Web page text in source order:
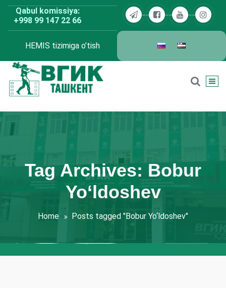
Skip
content
Qabul komissiya:
+998 99 147 22 66
HEMIS tizimiga o’tish
Tag Archives: Bobur
Yo‘ldoshev
Home Posts tagged "Bobur Yo‘ldoshev"